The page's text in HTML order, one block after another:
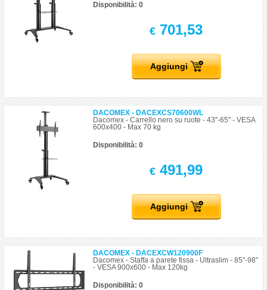
Disponibilità: 0
€ 701,53
Aggiungi
DACOMEX - DACEXCS70600WL
Dacomex - Carrello nero su ruote - 43"-65" - VESA
600x400 - Max 70 kg
Disponibilità: 0
€ 491,99
Aggiungi
DACOMEX - DACEXCW120900F
Dacomex - Staffa a parete fissa - Ultraslim - 85"-98"
- VESA 900x600 - Max 120kg
Disponibilità: 0